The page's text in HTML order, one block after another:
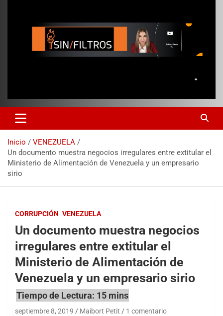
Inicio
VENEZUELA
Un documento muestra negocios irregulares entre extitular el
Ministerio de Alimentación de Venezuela y un empresario
sirio
CORRUPCIÓN VENEZUELA
Un documento muestra negocios
irregulares entre extitular el
Ministerio de Alimentación de
Venezuela y un empresario sirio
septiembre 8, 2019 Maibort Petit 1 comentario